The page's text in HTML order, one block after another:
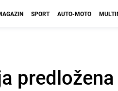
SPORT AUTO-MOTO